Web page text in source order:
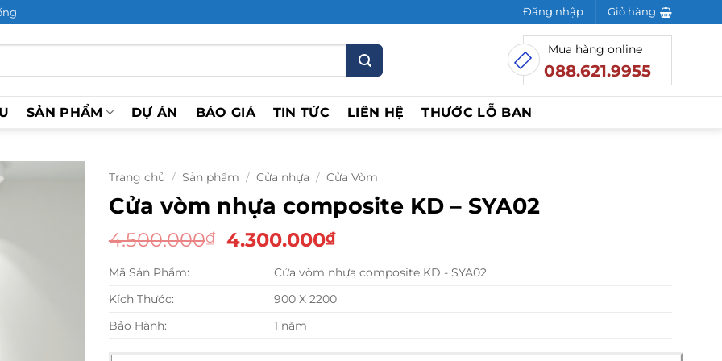
Đăng nhập Giỏ hàng
Mua hàng online
088.621.9955
SẢN PHẨM DỰ ÁN BÁO GIÁ TIN TỨC LIÊN HỆ THƯỚC LỖ BAN
Trang chủ / Sản phẩm / Cửa nhựa / Cửa Vòm
Cửa vòm nhựa composite KD – SYA02
4.500.000₫
Giá
4.500.000₫.
4.300.000₫Giá
tại
là:
Mã Sản Phẩm:
Cửa vòm nhựa composite KD - SYA02
Kích Thước:
900 X 2200
Bảo Hành:
1 năm